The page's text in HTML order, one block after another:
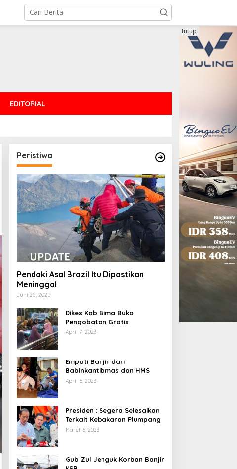
EDITORIAL
tutup
Peristiwa
Pendaki Asal Brazil Itu Dipastikan
Meninggal
Juni 25, 2025
Dikes Kab Bima Buka
Pengobatan Gratis
April 7, 2023
Empati Banjir dari
Babinkantibmas dan HMS
April 6, 2023
Presiden : Segera Selesaikan
Terkait Kebakaran Plumpang
Maret 6, 2023
Gub Zul Jenguk Korban Banjir